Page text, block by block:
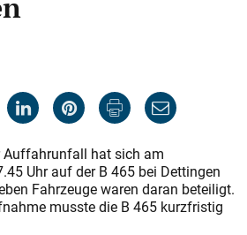
Auffahrunfall hat sich am
Uhr auf der B 465 bei Dettingen
Fahrzeuge waren daran beteiligt.
musste die B 465 kurzfristig